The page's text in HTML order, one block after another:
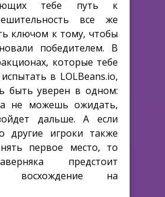
тебе путь к
все же
ключом к тому, чтобы
победителем. В
которые тебе
в LOLBeans.io,
быть уверен в одном:
не можешь ожидать,
дальше. А если
другие игроки также
первое место, то
предстоит
восхождение на